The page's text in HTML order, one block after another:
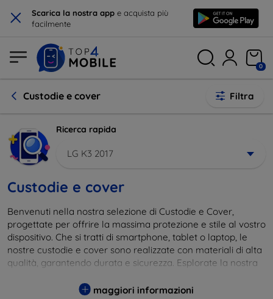
× Scarica la nostra app e acquista più
facilmente
0
Custodie e cover Filtra
Ricerca rapida
LG K3 2017
Custodie e cover
Benvenuti nella nostra selezione di Custodie e Cover,
progettate per offrire la massima protezione e stile al vostro
dispositivo. Che si tratti di smartphone, tablet o laptop, le
nostre custodie e cover sono realizzate con materiali di alta
qualità, garantendo durata e sicurezza. Esplorate la nostra
esigenza e gusto. Proteggete il vostro dispositivo con le
maggiori informazioni